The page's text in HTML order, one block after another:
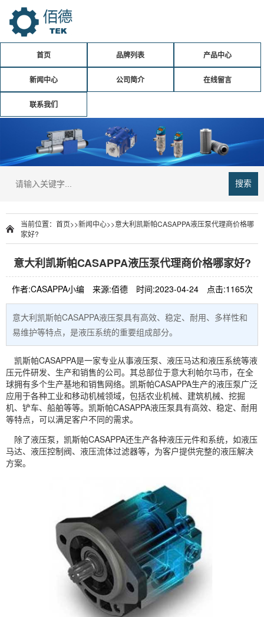
首页 品牌列表 产品中心
新闻中心 公司简介 在线留言
联系我们
搜索
当前位置： 首页>>新闻中心>>意大利凯斯帕CASAPPA液压泵代理商价格哪
家好?
意大利凯斯帕CASAPPA液压泵代理商价格哪家好?
作者:CASAPPA小编 来源:佰德 时间:2023-04-24 点击:1165次
意大利凯斯帕CASAPPA液压泵具有高效、稳定、耐用、多样性和
易维护等特点，是液压系统的重要组成部分。
凯斯帕CASAPPA是一家专业从事液压泵、液压马达和液压系统等液
压元件研发、生产和销售的公司。其总部位于意大利帕尔马市，在全
球拥有多个生产基地和销售网络。凯斯帕CASAPPA生产的液压泵广泛
应用于各种工业和移动机械领域，包括农业机械、建筑机械、挖掘
机、铲车、船舶等等。凯斯帕CASAPPA液压泵具有高效、稳定、耐用
等特点，可以满足客户不同的需求。
除了液压泵，凯斯帕CASAPPA还生产各种液压元件和系统，如液压
马达、液压控制阀、液压流体过滤器等，为客户提供完整的液压解决
方案。